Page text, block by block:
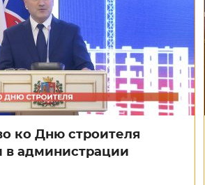
ко Дню строителя
в администрации